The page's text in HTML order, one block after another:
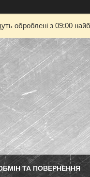
оброблені з 09:00
ТА ПОВЕРНЕННЯ